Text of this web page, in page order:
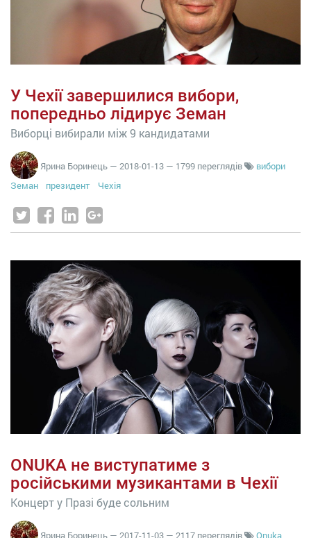
У Чехії завершилися вибори,
попередньо лідирує Земан
Виборці вибирали між 9 кандидатами
Ярина Боринець — 2018-01-13 — 1799 переглядів
вибори
Земан
президент Чехія
ONUKA не виступатиме з
російськими музикантами в Чехії
Концерт у Празі буде сольним
Ярина Боринець — 2017-11-03 — 2117 переглядів Onuka